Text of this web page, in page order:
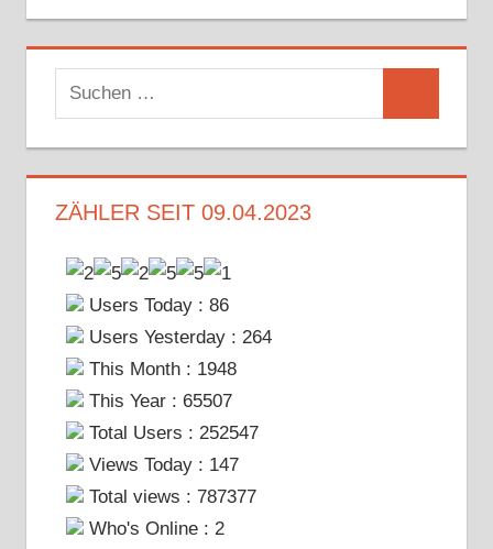
Suchen
nach:
ZÄHLER SEIT 09.04.2023
Users Today : 86
Users Yesterday : 264
This Month : 1948
This Year : 65507
Total Users : 252547
Views Today : 147
Total views : 787377
Who's Online : 2